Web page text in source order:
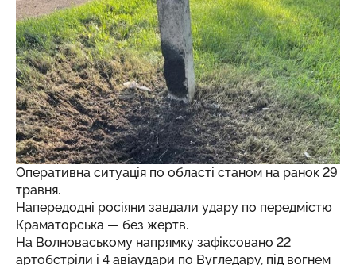
Оперативна ситуація по області станом на ранок 29
травня.
Напередодні росіяни завдали удару по передмістю
Краматорська — без жертв.
На Волноваському напрямку зафіксовано 22
артобстріли і 4 авіаудари по Вугледару, під вогнем